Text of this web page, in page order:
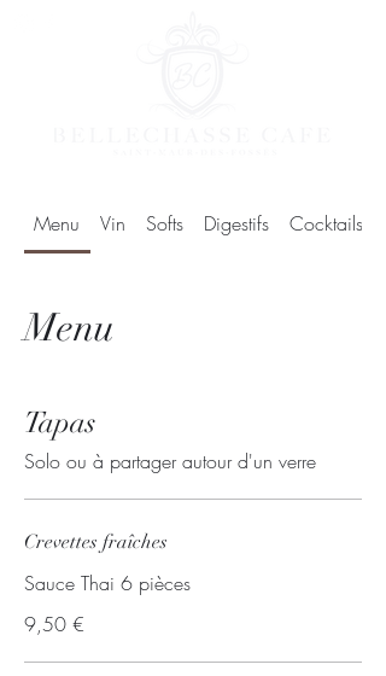
Menu Vin Softs Digestifs Cocktails
Menu
Tapas
Solo ou à partager autour d'un verre
Crevettes fraîches
Sauce Thai 6 pièces
9,50 €